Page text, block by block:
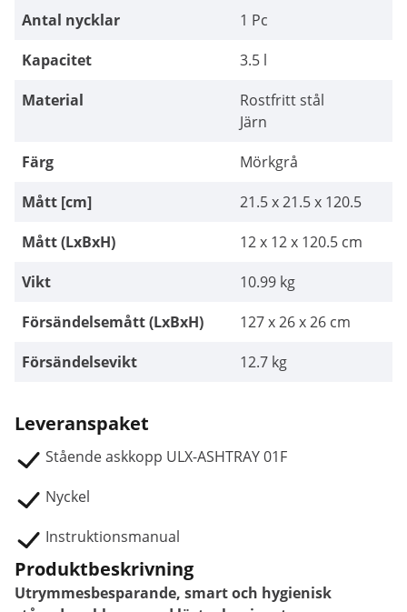
Antal nycklar
1 Pc
Kapacitet
3.5 l
Material
Rostfritt stål
Järn
Färg
Mörkgrå
Mått [cm]
21.5 x 21.5 x 120.5
Mått (LxBxH)
12 x 12 x 120.5 cm
Vikt
10.99 kg
Försändelsemått (LxBxH)
127 x 26 x 26 cm
Försändelsevikt
12.7 kg
Leveranspaket
Stående askkopp ULX-ASHTRAY 01F
Nyckel
Instruktionsmanual
Produktbeskrivning
Utrymmesbesparande, smart och hygienisk